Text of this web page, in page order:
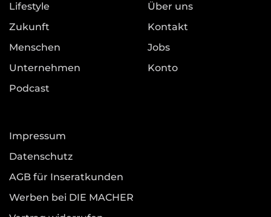
Lifestyle
Zukunft
Menschen
Unternehmen
Podcast
Über uns
Kontakt
Jobs
Konto
Impressum
Datenschutz
AGB für Inseratkunden
Werben bei DIE MACHER